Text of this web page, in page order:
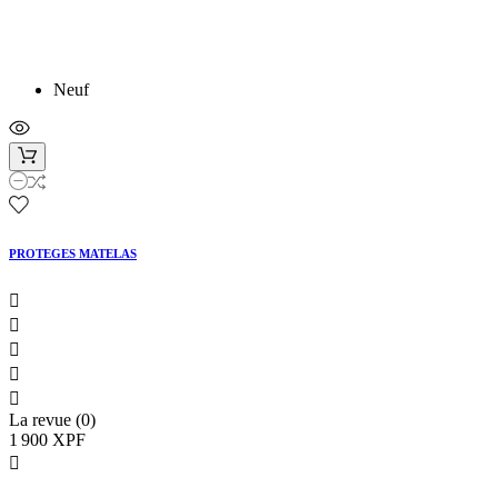
Neuf
PROTEGES MATELAS





La revue (0)
1 900 XPF
